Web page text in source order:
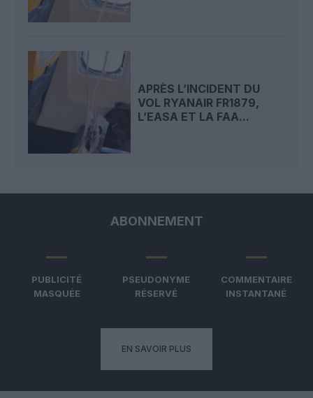
APRÈS L’INCIDENT DU
VOL RYANAIR FR1879,
L’EASA ET LA FAA...
ABONNEMENT
PUBLICITÉ
MASQUÉE
PSEUDONYME
RÉSERVÉ
COMMENTAIRE
INSTANTANÉ
EN SAVOIR PLUS